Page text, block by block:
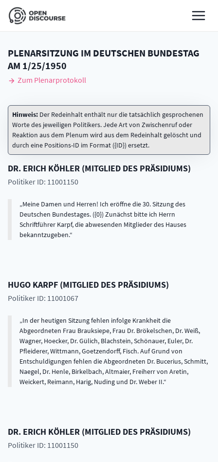
PLENARSITZUNG IM DEUTSCHEN BUNDESTAG
AM 1/25/1950
Zum Plenarprotokoll
Hinweis: Der Redeinhalt enthält nur die tatsächlich gesprochenen
Worte des jeweiligen Politikers. Jede Art von Zwischenruf oder
Reaktion aus dem Plenum wird aus dem Redeinhalt gelöscht und
durch eine Positions-ID im Format ({ID}) ersetzt.
DR. ERICH KÖHLER (MITGLIED DES PRÄSIDIUMS)
Politiker ID: 11001150
Meine Damen und Herren! Ich eröffne die 30. Sitzung des
Deutschen Bundestages. ({0}) Zunächst bitte ich Herrn
Schriftführer Karpf, die abwesenden Mitglieder des Hauses
bekanntzugeben.
HUGO KARPF (MITGLIED DES PRÄSIDIUMS)
Politiker ID: 11001067
In der heutigen Sitzung fehlen infolge Krankheit die
Abgeordneten Frau Brauksiepe, Frau Dr. Brökelschen, Dr. Weiß,
Wagner, Hoecker, Dr. Gülich, Blachstein, Schönauer, Euler, Dr.
Pfleiderer, Wittmann, Goetzendorff, Fisch. Auf Grund von
Entschuldigungen fehlen die Abgeordneten Dr. Bucerius, Schmitt,
Naegel, Dr. Henle, Birkelbach, Altmaier, Freiherr von Aretin,
Weickert, Reimann, Harig, Nuding und Dr. Weber II.
DR. ERICH KÖHLER (MITGLIED DES PRÄSIDIUMS)
Politiker ID: 11001150